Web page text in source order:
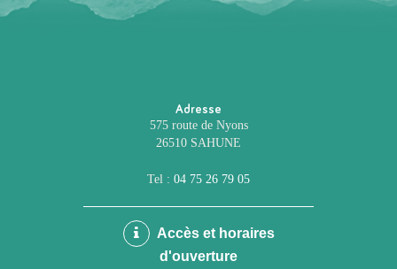
Adresse
575 route de Nyons
26510 SAHUNE
Tel : 04 75 26 79 05
Accès et horaires
d'ouverture